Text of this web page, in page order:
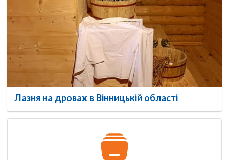
Лазня на дровах в Вінницькій області